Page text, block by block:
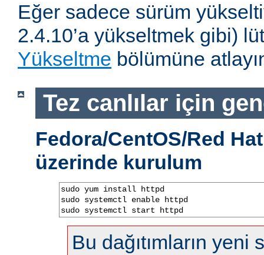
Eğer sadece sürüm
2.4.10’a yükseltmek gibi)
Yükseltme bölümüne
Tez canlılar için
Fedora/CentOS/Red
üzerinde kurulum
sudo yum install httpd
sudo systemctl enable httpd
sudo systemctl start httpd
Bu dağıtımların